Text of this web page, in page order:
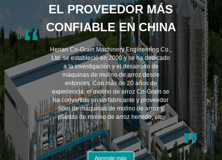
EL PROVEEDOR MÁS
CONFIABLE EN CHINA
“
Henan Co-Grain Machinery Engineering Co.,
Ltd. se estableció en 2000 y se ha dedicado
a la investigación y el desarrollo de
máquinas de molino de arroz desde
entonces. Con más de 20 años de
experiencia, el molino de arroz Co-Grain se
ha convertido en un fabricante y proveedor
líder de máquinas de molino de arroz y
plantas de molino de arroz hervido, etc.
”
Aprende más